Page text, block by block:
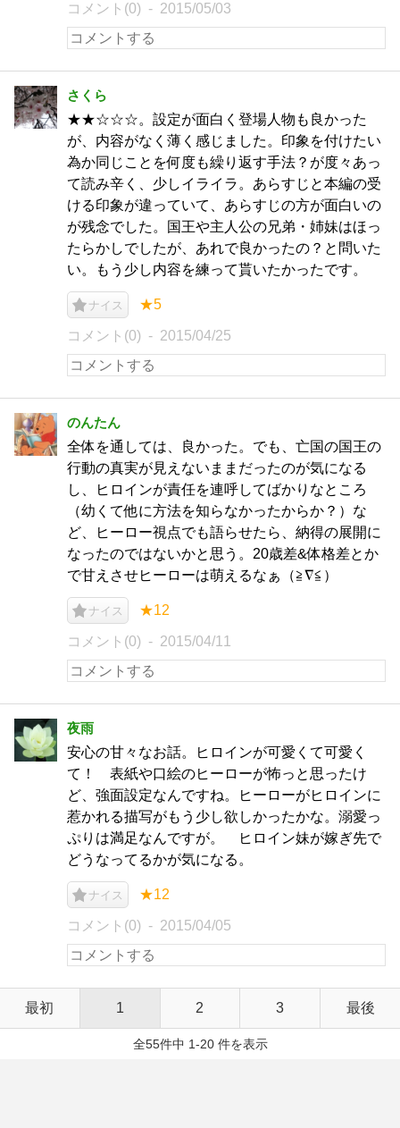
コメント(0) 2015/05/03
さくら
★★☆☆☆。設定が面白く登場人物も良かった
が、内容がなく薄く感じました。印象を付けたい
為か同じことを何度も繰り返す手法？が度々あっ
て読み辛く、少しイライラ。あらすじと本編の受
ける印象が違っていて、あらすじの方が面白いの
が残念でした。国王や主人公の兄弟・姉妹はほっ
たらかしでしたが、あれで良かったの？と問いた
い。もう少し内容を練って貰いたかったです。
ナイス ★5
コメント(0) 2015/04/25
のんたん
全体を通しては、良かった。でも、亡国の国王の
行動の真実が見えないままだったのが気になる
し、ヒロインが責任を連呼してばかりなところ
（幼くて他に方法を知らなかったからか？）な
ど、ヒーロー視点でも語らせたら、納得の展開に
なったのではないかと思う。20歳差&体格差とか
で甘えさせヒーローは萌えるなぁ（≧∇≦）
ナイス ★12
コメント(0) 2015/04/11
夜雨
安心の甘々なお話。ヒロインが可愛くて可愛く
て！ 表紙や口絵のヒーローが怖っと思ったけ
ど、強面設定なんですね。ヒーローがヒロインに
惹かれる描写がもう少し欲しかったかな。溺愛っ
ぷりは満足なんですが。 ヒロイン妹が嫁ぎ先で
どうなってるかが気になる。
ナイス ★12
コメント(0) 2015/04/05
最初 1 2 3 最後
全55件中 1-20 件を表示